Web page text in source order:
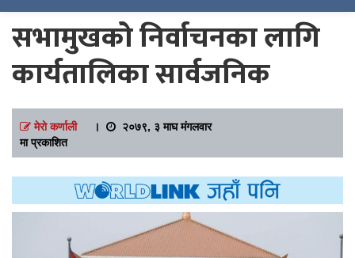
सभामुखको निर्वाचनका लागि
कार्यतालिका सार्वजनिक
मेरो कर्णाली।
२०७९, ३ माघ मंगलवार
मा प्रकाशित